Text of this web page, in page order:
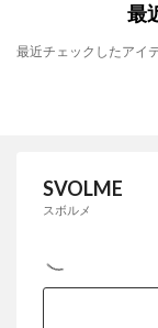
最
最近チェックしたアイ
SVOLME
スボルメ